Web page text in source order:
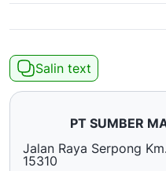
Salin text
PT SUMBER
Jalan Raya Serpong
15310